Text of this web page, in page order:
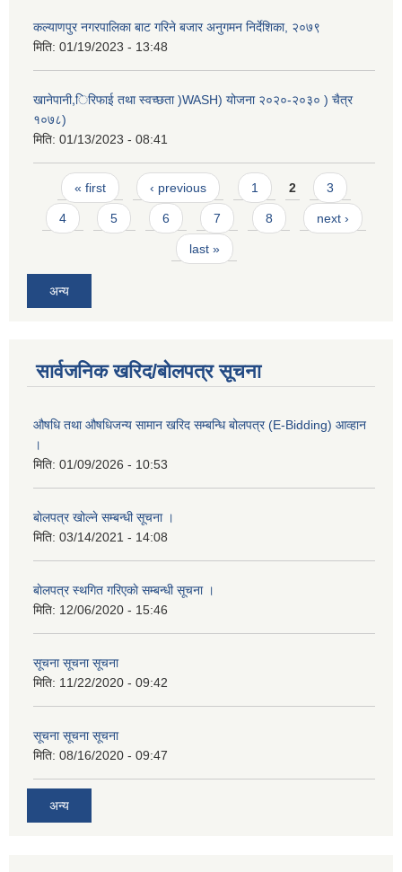
कल्याणपुर नगरपालिका बाट गरिने बजार अनुगमन निर्देशिका, २०७९
मिति: 01/19/2023 - 13:48
खानेपानी,िरिफाई तथा स्वच्छता )WASH) योजना २०२०-२०३० ) चैत्र
१०७८)
मिति: 01/13/2023 - 08:41
Pages
« first ‹ previous 1 2 3
4 5 6 7 8 next ›
last »
अन्य
सार्वजनिक खरिद/बोलपत्र सूचना
औषधि तथा औषधिजन्य सामान खरिद सम्बन्धि बोलपत्र (E-Bidding) आव्हान
।
मिति: 01/09/2026 - 10:53
बाेलपत्र खोल्ने सम्बन्धी सूचना ।
मिति: 03/14/2021 - 14:08
बाेलपत्र स्थगित गरिएकाे सम्बन्धी सूचना ।
मिति: 12/06/2020 - 15:46
सूचना सूचना सूचना
मिति: 11/22/2020 - 09:42
सूचना सूचना सूचना
मिति: 08/16/2020 - 09:47
अन्य